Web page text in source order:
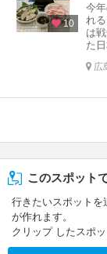
10
今
れ
は
た
広
このスポット
行きたいスポットを
が作れます。
クリップ したスポ